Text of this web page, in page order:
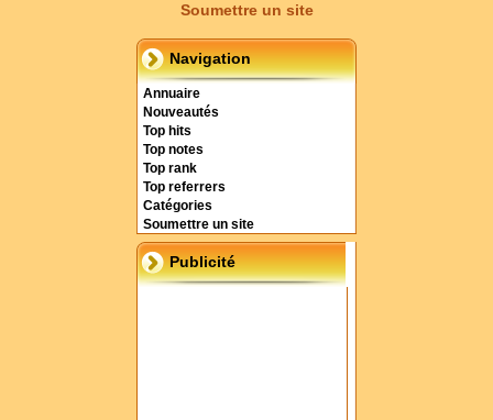
Soumettre un site
Navigation
Annuaire
Nouveautés
Top hits
Top notes
Top rank
Top referrers
Catégories
Soumettre un site
Publicité